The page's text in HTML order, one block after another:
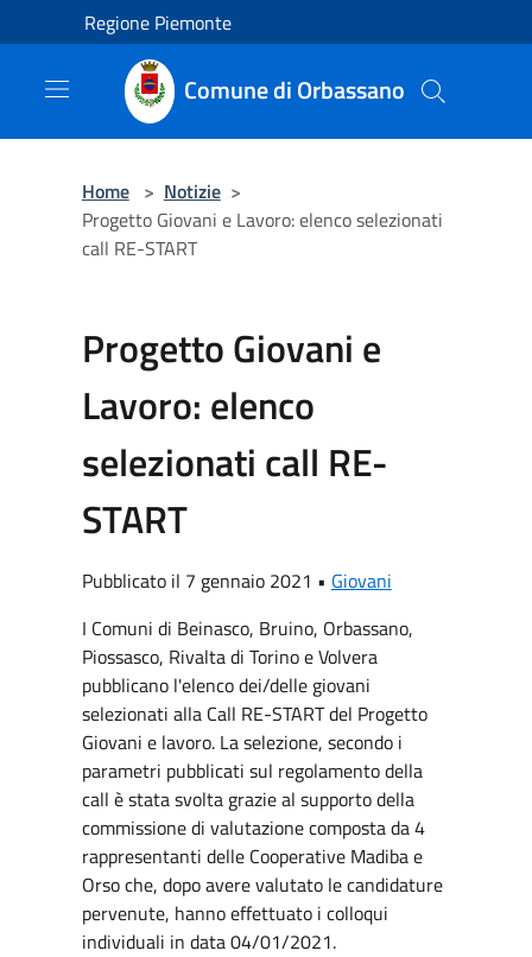
Salta al contenuto principale
Regione Piemonte
Comune di Orbassano
Home > Notizie >
Progetto Giovani e Lavoro: elenco selezionati
call RE-START
Progetto Giovani e
Lavoro: elenco
selezionati call RE-
START
Pubblicato il 7 gennaio 2021 • Giovani
I Comuni di Beinasco, Bruino, Orbassano,
Piossasco, Rivalta di Torino e Volvera
pubblicano l'elenco dei/delle giovani
selezionati alla Call RE-START del Progetto
Giovani e lavoro. La selezione, secondo i
parametri pubblicati sul regolamento della
call è stata svolta grazie al supporto della
commissione di valutazione composta da 4
rappresentanti delle Cooperative Madiba e
Orso che, dopo avere valutato le candidature
pervenute, hanno effettuato i colloqui
individuali in data 04/01/2021.